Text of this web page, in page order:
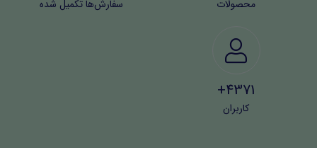
محصولات سفارش‌ها تکمیل شده
4371+
کاربران